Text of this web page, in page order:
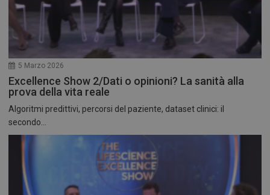
5 Marzo 2026
Excellence Show 2/Dati o opinioni? La sanità alla
prova della vita reale
Algoritmi predittivi, percorsi del paziente, dataset clinici: il
secondo...